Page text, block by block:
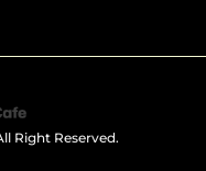
Right Reserved.